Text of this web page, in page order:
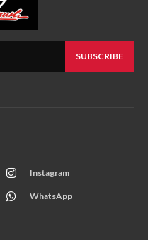
SUBSCRIBE
Instagram
WhatsApp